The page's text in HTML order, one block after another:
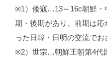
※1）倭寇…13～16c朝鮮・
期・後期があり、前期は
った日韓・日明の交流でお
※2）世宗…朝鮮王朝第4代